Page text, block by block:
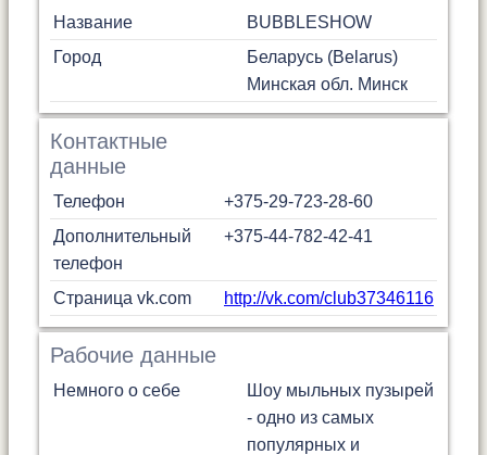
Название
BUBBLESHOW
Город
Беларусь (Belarus)
Минская обл. Минск
Контактные
данные
Телефон
+375-29-723-28-60
Дополнительный
телефон
+375-44-782-42-41
Страница vk.com http://vk.com/club37346116
Рабочие данные
Немного о себе
Шоу мыльных пузырей
- одно из самых
популярных и